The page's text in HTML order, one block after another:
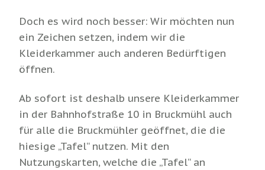
Doch es wird noch besser: Wir möchten nun
ein Zeichen setzen, indem wir die
Kleiderkammer auch anderen Bedürftigen
öffnen.
Ab sofort ist deshalb unsere Kleiderkammer
in der Bahnhofstraße 10 in Bruckmühl auch
für alle die Bruckmühler geöffnet, die die
hiesige „Tafel“ nutzen. Mit den
Nutzungskarten, welche die „Tafel“ an